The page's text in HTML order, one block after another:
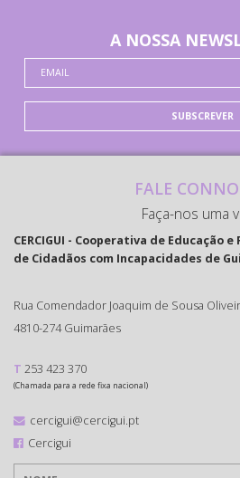
A NOSSA
SUBSCREVER
FALE
Faça-nos uma
CERCIGUI - Cooperativa de Educação
de Cidadãos com Incapacidades de
Rua Comendador Joaquim de Sousa
4810-274 Guimarães
T 253 423 370
(Chamada para a rede fixa nacional)
cercigui@cercigui.pt
Cercigui